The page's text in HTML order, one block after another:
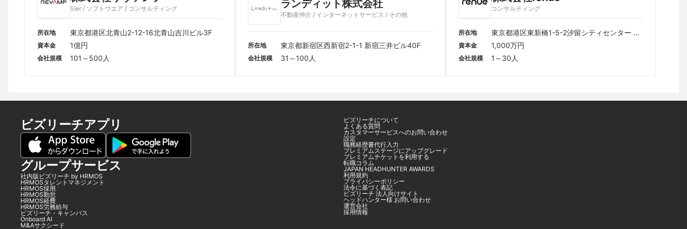
SIer / ソフトウエア / コンサルティング
所在地 東京都港区北青山2-12-16北青山吉川ビル3F
資本金 1億円
会社規模 101～500人
ランディット株式会社
不動産仲介 / インターネットサービス / その他
所在地 東京都新宿区西新宿2-1-1 新宿三井ビル40F
会社規模 31～100人
コンサルティング
所在地
東京都港区東新橋1-5-2汐留シティセンター 5
階　WORKSTYLING内
資本金 1,000万円
会社規模 1～30人
ビズリーチアプリ
グループサービス
社内版ビズリーチ by HRMOS
HRMOSタレントマネジメント
HRMOS採用
HRMOS勤怠
HRMOS経費
HRMOS労務給与
ビズリーチ・キャンパス
Onboard AI
M&Aサクシード
ビズリーチについて
よくある質問
カスタマーサービスへのお問い合わせ
設定
職務経歴書代行入力
プレミアムステージにアップグレード
プレミアムチケットを利用する
転職コラム
JAPAN HEADHUNTER AWARDS
利用規約
プライバシーポリシー
法令に基づく表記
ビズリーチ 法人向けサイト
ヘッドハンター様 お問い合わせ
運営会社
採用情報